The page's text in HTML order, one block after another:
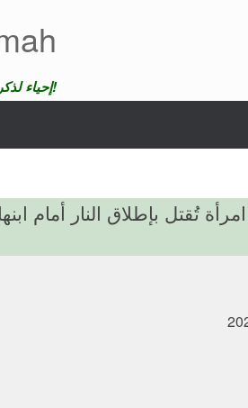
إحياء لذكرى الضحايا لن ندع موتهم يمر دون عقاب!
امرأة تُقتل بإطلاق النار أمام ابنها البالغ من العمر